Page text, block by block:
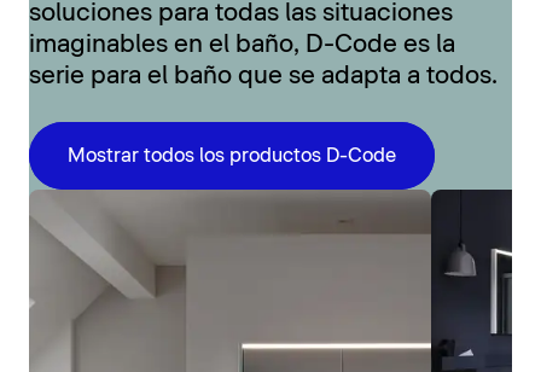
soluciones para todas las situaciones
imaginables en el baño, D-Code es la
serie para el baño que se adapta a todos.
Mostrar todos los productos D-Code